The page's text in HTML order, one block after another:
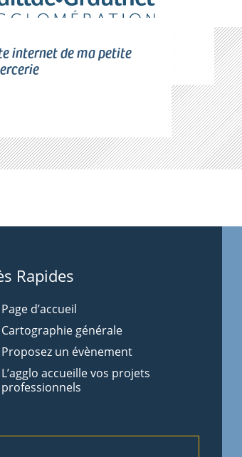
internet de ma petite
Rapides
Page d’accueil
Cartographie générale
Proposez un évènement
L’agglo accueille vos projets
professionnels